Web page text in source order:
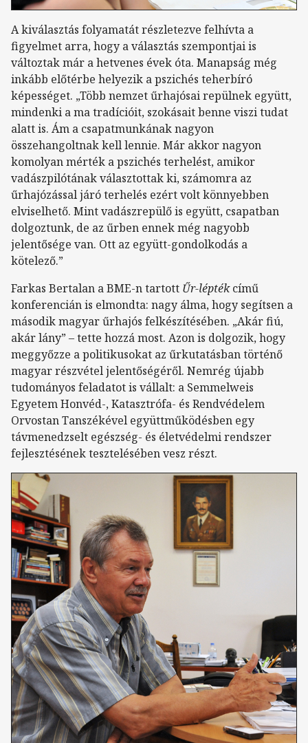
A kiválasztás folyamatát részletezve felhívta a
figyelmet arra, hogy a választás szempontjai is
változtak már a hetvenes évek óta. Manapság még
inkább előtérbe helyezik a pszichés teherbíró
képességet. „Több nemzet űrhajósai repülnek együtt,
mindenki a ma tradícióit, szokásait benne viszi tudat
alatt is. Ám a csapatmunkának nagyon
összehangoltnak kell lennie. Már akkor nagyon
komolyan mérték a pszichés terhelést, amikor
vadászpilótának választottak ki, számomra az
űrhajózással járó terhelés ezért volt könnyebben
elviselhető. Mint vadászrepülő is együtt, csapatban
dolgoztunk, de az űrben ennek még nagyobb
jelentősége van. Ott az együtt-gondolkodás a
kötelező.”
Farkas Bertalan a BME-n tartott Űr-léptékcímű
konferencián is elmondta: nagy álma, hogy segítsen a
második magyar űrhajós felkészítésében. „Akár fiú,
akár lány” – tette hozzá most. Azon is dolgozik, hogy
meggyőzze a politikusokat az űrkutatásban történő
magyar részvétel jelentőségéről. Nemrég újabb
tudományos feladatot is vállalt: a Semmelweis
Egyetem Honvéd-, Katasztrófa- és Rendvédelem
Orvostan Tanszékével együttműködésben egy
távmenedzselt egészség- és életvédelmi rendszer
fejlesztésének tesztelésében vesz részt.